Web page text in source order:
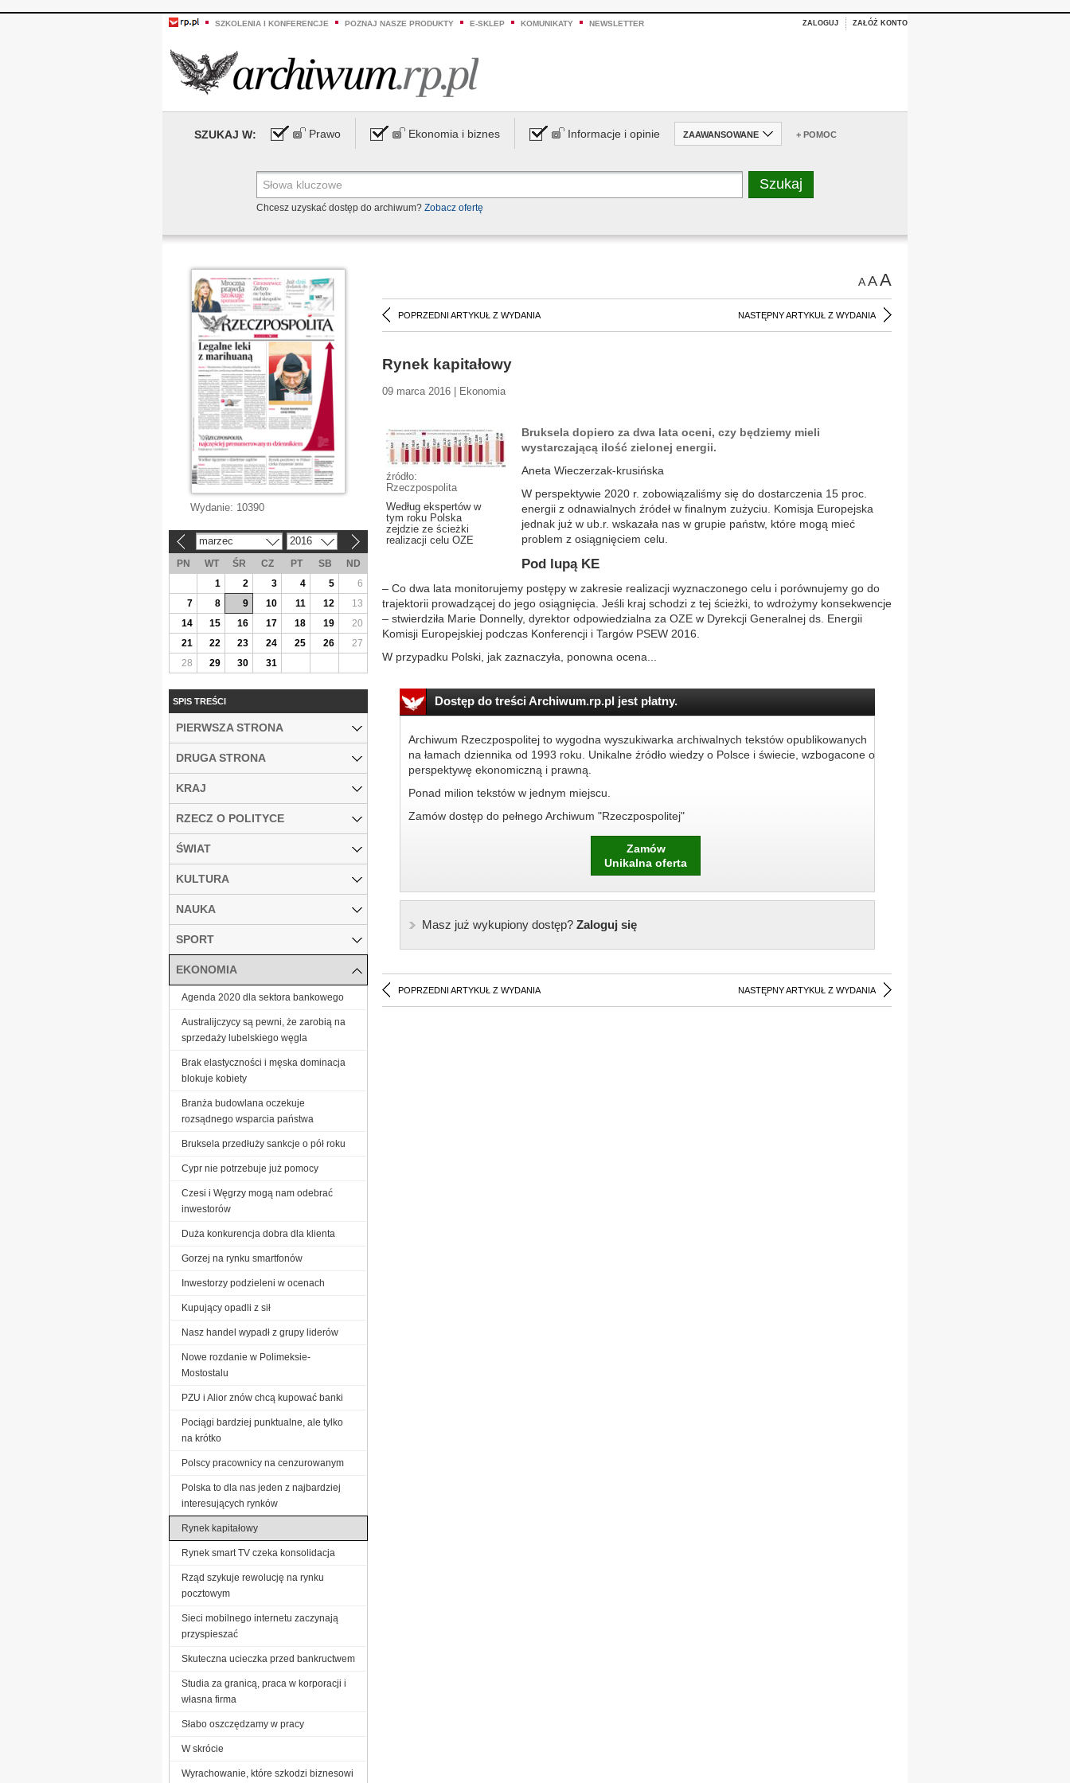
SZKOLENIA I KONFERENCJE POZNAJ NASZE PRODUKTY E-SKLEP KOMUNIKATY NEWSLETTER ZALOGUJ ZAŁÓŻ KONTO
SZUKAJ W: Prawo Ekonomia i biznes Informacje i opinie ZAAWANSOWANE + POMOC
Chcesz uzyskać dostęp do archiwum? Zobacz ofertę
AAA
POPRZEDNI ARTYKUŁ Z WYDANIA NASTĘPNY ARTYKUŁ Z WYDANIA
Rynek kapitałowy
09 marca 2016 | Ekonomia
źródło:
Rzeczpospolita
Według ekspertów w
tym roku Polska
zejdzie ze ścieżki
realizacji celu OZE
Bruksela dopiero za dwa lata oceni, czy będziemy mieli
wystarczającą ilość zielonej energii.
Aneta Wieczerzak-krusińska
W perspektywie 2020 r. zobowiązaliśmy się do dostarczenia 15 proc.
energii z odnawialnych źródeł w finalnym zużyciu. Komisja Europejska
jednak już w ub.r. wskazała nas w grupie państw, które mogą mieć
problem z osiągnięciem celu.
Pod lupą KE
– Co dwa lata monitorujemy postępy w zakresie realizacji wyznaczonego celu i porównujemy go do
trajektorii prowadzącej do jego osiągnięcia. Jeśli kraj schodzi z tej ścieżki, to wdrożymy konsekwencje
– stwierdziła Marie Donnelly, dyrektor odpowiedzialna za OZE w Dyrekcji Generalnej ds. Energii
Komisji Europejskiej podczas Konferencji i Targów PSEW 2016.
W przypadku Polski, jak zaznaczyła, ponowna ocena...
Dostęp do treści Archiwum.rp.pl jest płatny.
Archiwum Rzeczpospolitej to wygodna wyszukiwarka archiwalnych tekstów opublikowanych
na łamach dziennika od 1993 roku. Unikalne źródło wiedzy o Polsce i świecie, wzbogacone o
perspektywę ekonomiczną i prawną.
Ponad milion tekstów w jednym miejscu.
Zamów dostęp do pełnego Archiwum "Rzeczpospolitej"
Zamów
Unikalna oferta
Masz już wykupiony dostęp?Zaloguj się
POPRZEDNI ARTYKUŁ Z WYDANIA NASTĘPNY ARTYKUŁ Z WYDANIA
Wydanie: 10390
marzec 2016
PN WT ŚR CZ PT SB
ND
1
2 3 4 5
6
7
8 9 10 11 12
13
14
15 16 17 18 19
20
21
22 23 24 25 26
27
28
29 30 31
SPIS TREŚCI
PIERWSZA STRONA
DRUGA STRONA
KRAJ
RZECZ O POLITYCE
ŚWIAT
KULTURA
NAUKA
SPORT
EKONOMIA
Agenda 2020 dla sektora bankowego
Australijczycy są pewni, że zarobią na
sprzedaży lubelskiego węgla
Brak elastyczności i męska dominacja
blokuje kobiety
Branża budowlana oczekuje
rozsądnego wsparcia państwa
Bruksela przedłuży sankcje o pół roku
Cypr nie potrzebuje już pomocy
Czesi i Węgrzy mogą nam odebrać
inwestorów
Duża konkurencja dobra dla klienta
Gorzej na rynku smartfonów
Inwestorzy podzieleni w ocenach
Kupujący opadli z sił
Nasz handel wypadł z grupy liderów
Nowe rozdanie w Polimeksie-
Mostostalu
PZU i Alior znów chcą kupować banki
Pociągi bardziej punktualne, ale tylko
na krótko
Polscy pracownicy na cenzurowanym
Polska to dla nas jeden z najbardziej
interesujących rynków
Rynek kapitałowy
Rynek smart TV czeka konsolidacja
Rząd szykuje rewolucję na rynku
pocztowym
Sieci mobilnego internetu zaczynają
przyspieszać
Skuteczna ucieczka przed bankructwem
Studia za granicą, praca w korporacji i
własna firma
Słabo oszczędzamy w pracy
W skrócie
Wyrachowanie, które szkodzi biznesowi